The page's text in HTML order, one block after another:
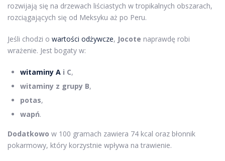
rozwijają się na drzewach liściastych w tropikalnych obszarach,
rozciągających się od Meksyku aż po Peru.
Jeśli chodzi o wartości odżywcze, Jocote naprawdę robi
wrażenie. Jest bogaty w:
witaminy A i C,
witaminy z grupy B,
potas,
wapń.
Dodatkowo w 100 gramach zawiera 74 kcal oraz błonnik
pokarmowy, który korzystnie wpływa na trawienie.